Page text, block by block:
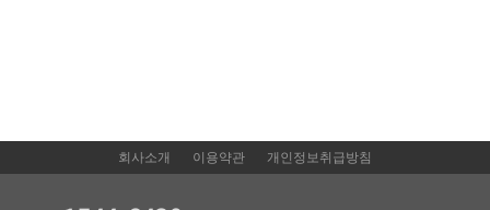
회사소개 이용약관 개인정보취급방침